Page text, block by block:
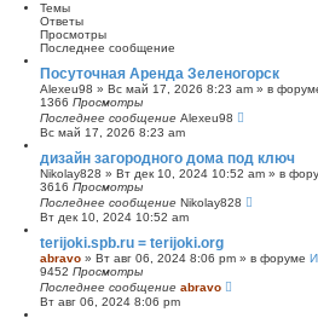
р
е
н
н
ы
й
п
о
и
к
Темы
Ответы
Просмотры
Последнее сообщение
Посуточная Аренда Зеленогорск
Alexeu98 » Вс май 17, 2026 8:23 am » в
1366 Просмотры
Последнее сообщение Alexeu98
Вс май 17, 2026 8:23 am
дизайн загородного дома под ключ
Nikolay828 » Вт дек 10, 2024 10:52 am » в
3616 Просмотры
Последнее сообщение Nikolay828
Вт дек 10, 2024 10:52 am
terijoki.spb.ru = terijoki.org
abravo » Вт авг 06, 2024 8:06 pm » в форуме
9452 Просмотры
Последнее сообщение abravo
Вт авг 06, 2024 8:06 pm